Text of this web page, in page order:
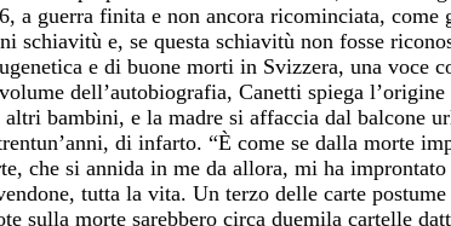
a guerra finita e non ancora ricominciata, come
schiavitù e, se questa schiavitù non fosse
e di buone morti in Svizzera, una voce
dell’autobiografia, Canetti spiega l’origine
bambini, e la madre si affaccia dal balcone
di infarto. “È come se dalla morte
che si annida in me da allora, mi ha
tutta la vita. Un terzo delle carte
sulla morte sarebbero circa duemila cartelle